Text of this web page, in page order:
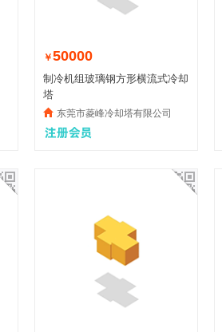
￥50000
制冷机组玻璃钢方形横流式冷却
塔
东莞市菱峰冷却塔有限公司